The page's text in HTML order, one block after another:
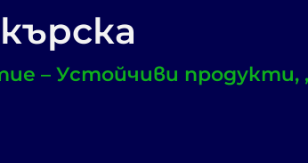
– Устойчиви продукти,